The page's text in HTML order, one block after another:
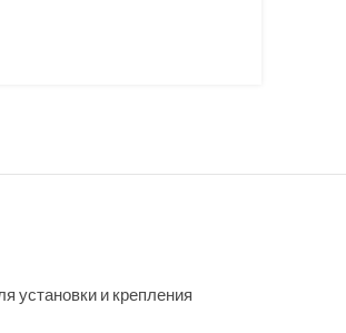
установки и крепления